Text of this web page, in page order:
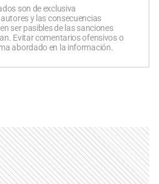
son de exclusiva
y las consecuencias
ser pasibles de las sanciones
Evitar comentarios ofensivos o
abordado en la información.